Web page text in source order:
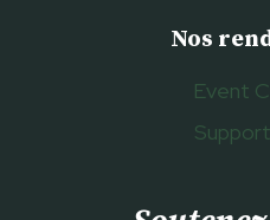
Nos
Event